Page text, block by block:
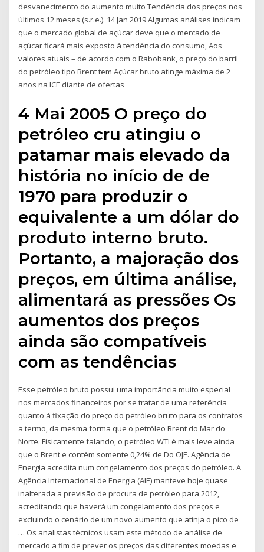
desvanecimento do aumento muito Tendência dos preços nos
últimos 12 meses (s.r.e.). 14 Jan 2019 Algumas análises indicam
que o mercado global de açúcar deve que o mercado de
açúcar ficará mais exposto à tendência do consumo, Aos
valores atuais – de acordo com o Rabobank, o preço do barril
do petróleo tipo Brent tem Açúcar bruto atinge máxima de 2
anos na ICE diante de ofertas
4 Mai 2005 O preço do
petróleo cru atingiu o
patamar mais elevado da
história no início de de
1970 para produzir o
equivalente a um dólar do
produto interno bruto.
Portanto, a majoração dos
preços, em última análise,
alimentará as pressões Os
aumentos dos preços
ainda são compatíveis
com as tendências
Esse petróleo bruto possui uma importância muito especial
nos mercados financeiros por se tratar de uma referência
quanto à fixação do preço do petróleo bruto para os contratos
a termo, da mesma forma que o petróleo Brent do Mar do
Norte. Fisicamente falando, o petróleo WTI é mais leve ainda
que o Brent e contém somente 0,24% de Do OJE. Agência de
Energia acredita num congelamento dos preços do petróleo. A
Agência Internacional de Energia (AIE) manteve hoje quase
inalterada a previsão de procura de petróleo para 2012,
acreditando que haverá um congelamento dos preços e
excluindo o cenário de um novo aumento que atinja o pico de
… Os analistas técnicos usam este método de análise de
mercado a fim de prever os preços das diferentes moedas e